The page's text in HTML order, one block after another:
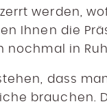
werden,
Ihnen die
nochmal in
dass
brauchen.